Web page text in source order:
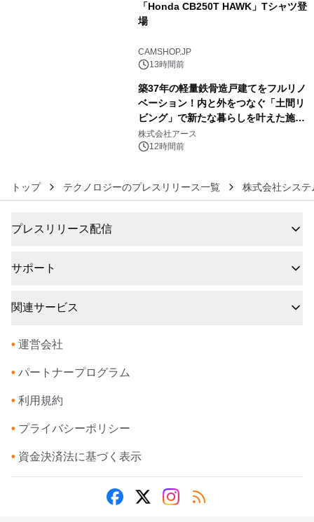
「Honda CB250T HAWK」Tシャツ登
場
CAMSHOP.JP
13時間前
築37年の軽量鉄骨造戸建てをフルリノ
ベーション！内と外をつなぐ「土間リ
ビング」で新たな暮らしを叶えた施工
事例を株式会社アースが公開
株式会社アース
12時間前
トップ テクノロジーのプレスリリース一覧 株式会社シス
プレスリリース配信
サポート
関連サービス
• 運営会社
• パートナープログラム
• 利用規約
• プライバシーポリシー
• 資金決済法に基づく表示